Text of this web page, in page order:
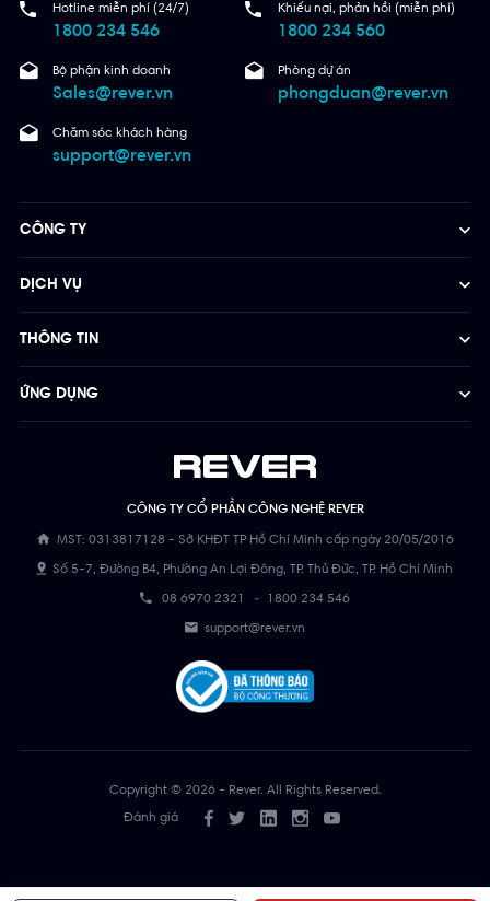
Hotline miễn phí (24/7)
1800 234 546
Khiếu nại, phản hồi (miễn phí)
1800 234 560
Bộ phận kinh doanh
Sales@rever.vn
Phòng dự án
phongduan@rever.vn
Chăm sóc khách hàng
support@rever.vn
CÔNG TY CỔ PHẦN CÔNG NGHỆ REVER
MST: 0313817128 - Sở KHĐT TP Hồ Chí Minh cấp ngày 20/05/2016
Số 5-7, Đường B4, Phường An Lợi Đông, TP. Thủ Đức, TP. Hồ Chí Minh
08 6970 2321 - 1800 234 546
support@rever.vn
CÔNG TY
DỊCH VỤ
THÔNG TIN
ỨNG DỤNG
Copyright © 2026 - Rever. All Rights Reserved.
Đánh giá